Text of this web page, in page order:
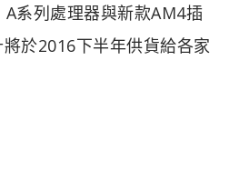
系列處理器與新款AM4插
於2016下半年供貨給各家